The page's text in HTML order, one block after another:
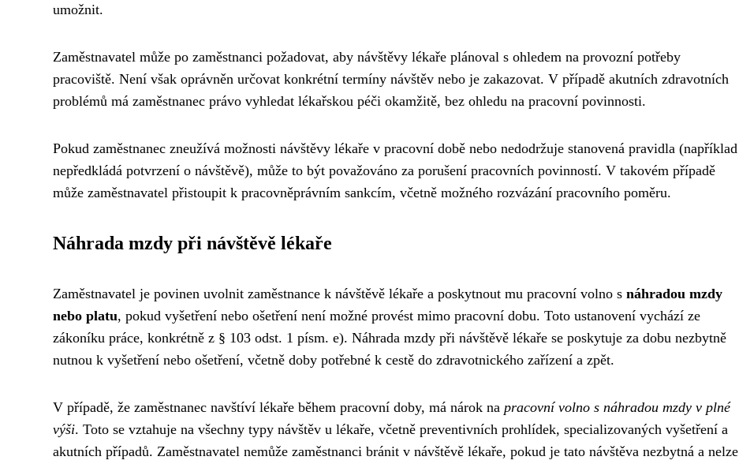
umožnit.
Zaměstnavatel může po zaměstnanci požadovat, aby návštěvy lékaře plánoval s ohledem na provozní potřeby
pracoviště. Není však oprávněn určovat konkrétní termíny návštěv nebo je zakazovat. V případě akutních zdravotních
problémů má zaměstnanec právo vyhledat lékařskou péči okamžitě, bez ohledu na pracovní povinnosti.
Pokud zaměstnanec zneužívá možnosti návštěvy lékaře v pracovní době nebo nedodržuje stanovená pravidla (například
nepředkládá potvrzení o návštěvě), může to být považováno za porušení pracovních povinností. V takovém případě
může zaměstnavatel přistoupit k pracovněprávním sankcím, včetně možného rozvázání pracovního poměru.
Náhrada mzdy při návštěvě lékaře
Zaměstnavatel je povinen uvolnit zaměstnance k návštěvě lékaře a poskytnout mu pracovní volno s náhradou mzdy
nebo platu, pokud vyšetření nebo ošetření není možné provést mimo pracovní dobu. Toto ustanovení vychází ze
zákoníku práce, konkrétně z § 103 odst. 1 písm. e). Náhrada mzdy při návštěvě lékaře se poskytuje za dobu nezbytně
nutnou k vyšetření nebo ošetření, včetně doby potřebné k cestě do zdravotnického zařízení a zpět.
V případě, že zaměstnanec navštíví lékaře během pracovní doby, má nárok na pracovní volno s náhradou mzdy v plné
výši. Toto se vztahuje na všechny typy návštěv u lékaře, včetně preventivních prohlídek, specializovaných vyšetření a
akutních případů. Zaměstnavatel nemůže zaměstnanci bránit v návštěvě lékaře, pokud je tato návštěva nezbytná a nelze